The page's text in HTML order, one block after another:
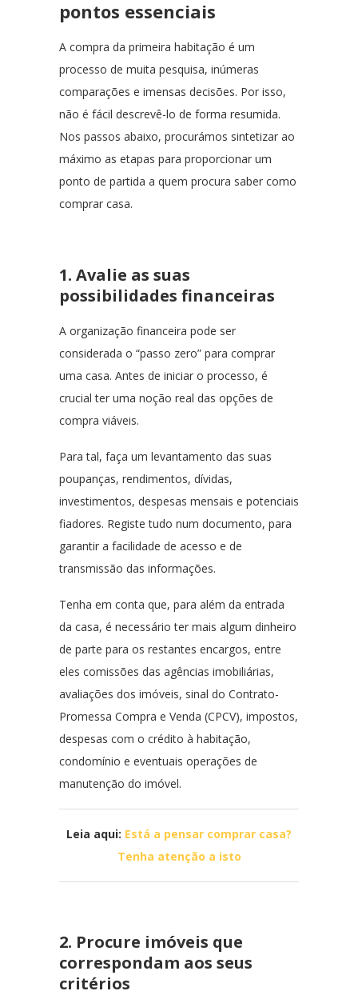
pontos essenciais
A compra da primeira habitação é um
processo de muita pesquisa, inúmeras
comparações e imensas decisões. Por isso,
não é fácil descrevê-lo de forma resumida.
Nos passos abaixo, procurámos sintetizar ao
máximo as etapas para proporcionar um
ponto de partida a quem procura saber como
comprar casa.
1. Avalie as suas
possibilidades financeiras
A organização financeira pode ser
considerada o “passo zero” para comprar
uma casa. Antes de iniciar o processo, é
crucial ter uma noção real das opções de
compra viáveis.
Para tal, faça um levantamento das suas
poupanças, rendimentos, dívidas,
investimentos, despesas mensais e potenciais
fiadores. Registe tudo num documento, para
garantir a facilidade de acesso e de
transmissão das informações.
Tenha em conta que, para além da entrada
da casa, é necessário ter mais algum dinheiro
de parte para os restantes encargos, entre
eles comissões das agências imobiliárias,
avaliações dos imóveis, sinal do Contrato-
Promessa Compra e Venda (CPCV), impostos,
despesas com o crédito à habitação,
condomínio e eventuais operações de
manutenção do imóvel.
Leia aqui: Está a pensar comprar casa?
Tenha atenção a isto
2. Procure imóveis que
correspondam aos seus
critérios